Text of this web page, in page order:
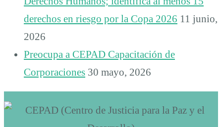
derechos en riesgo por la Copa 2026 11 junio,
2026
Preocupa a CEPAD Capacitación de
Corporaciones 30 mayo, 2026